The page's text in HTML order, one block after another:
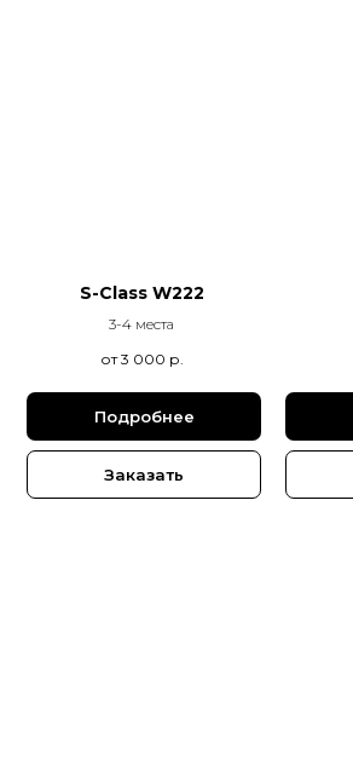
S-Class W222
3-4 места
от 3 000 р.
Подробнее
Заказать